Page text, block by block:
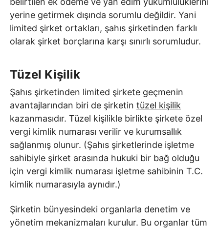
yerine getirmek dışında sorumlu değildir. Yani
limited şirket ortakları, şahıs şirketinden farklı
olarak şirket borçlarına karşı sınırlı sorumludur.
Tüzel Kişilik
Şahıs şirketinden limited şirkete geçmenin
avantajlarından biri de şirketin tüzel kişilik
kazanmasıdır. Tüzel kişilikle birlikte şirkete özel
vergi kimlik numarası verilir ve kurumsallık
sağlanmış olunur. (Şahıs şirketlerinde işletme
sahibiyle şirket arasında hukuki bir bağ olduğu
için vergi kimlik numarası işletme sahibinin T.C.
kimlik numarasıyla aynıdır.)
Şirketin bünyesindeki organlarla denetim ve
yönetim mekanizmaları kurulur. Bu organlar tüm